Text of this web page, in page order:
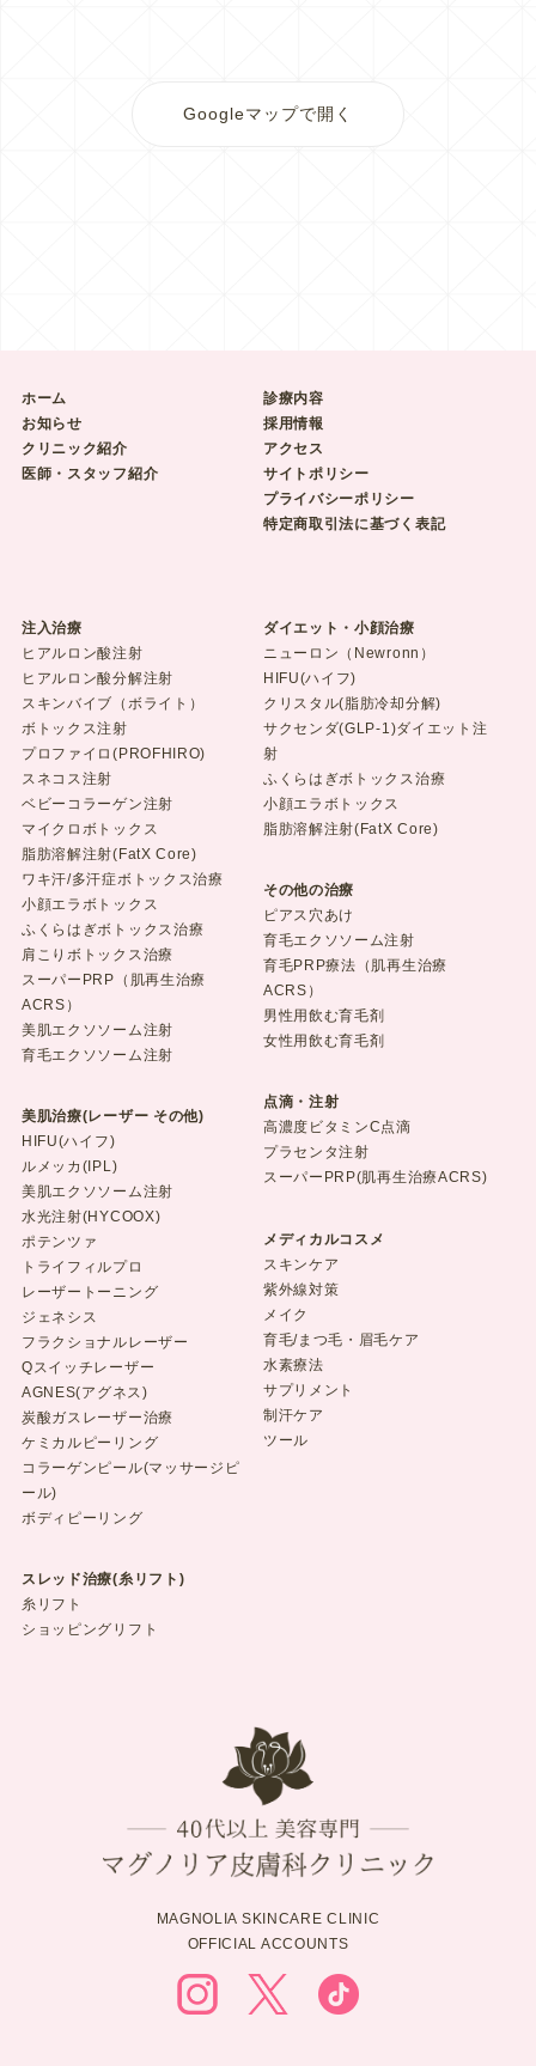
Googleマップで開く
ホーム
お知らせ
クリニック紹介
医師・スタッフ紹介
診療内容
採用情報
アクセス
サイトポリシー
プライバシーポリシー
特定商取引法に基づく表記
注入治療
ヒアルロン酸注射
ヒアルロン酸分解注射
スキンバイブ（ボライト）
ボトックス注射
プロファイロ(PROFHIRO)
スネコス注射
ベビーコラーゲン注射
マイクロボトックス
脂肪溶解注射(FatX Core)
ワキ汗/多汗症ボトックス治療
小顔エラボトックス
ふくらはぎボトックス治療
肩こりボトックス治療
スーパーPRP（肌再生治療
ACRS）
美肌エクソソーム注射
育毛エクソソーム注射
美肌治療(レーザー その他)
HIFU(ハイフ)
ルメッカ(IPL)
美肌エクソソーム注射
水光注射(HYCOOX)
ポテンツァ
トライフィルプロ
レーザートーニング
ジェネシス
フラクショナルレーザー
Qスイッチレーザー
AGNES(アグネス)
炭酸ガスレーザー治療
ケミカルピーリング
コラーゲンピール(マッサージピ
ール)
ボディピーリング
スレッド治療(糸リフト)
糸リフト
ショッピングリフト
ダイエット・小顔治療
ニューロン（Newronn）
HIFU(ハイフ)
クリスタル(脂肪冷却分解)
サクセンダ(GLP-1)ダイエット注
射
ふくらはぎボトックス治療
小顔エラボトックス
脂肪溶解注射(FatX Core)
その他の治療
ピアス穴あけ
育毛エクソソーム注射
育毛PRP療法（肌再生治療
ACRS）
男性用飲む育毛剤
女性用飲む育毛剤
点滴・注射
高濃度ビタミンC点滴
プラセンタ注射
スーパーPRP(肌再生治療ACRS)
メディカルコスメ
スキンケア
紫外線対策
メイク
育毛/まつ毛・眉毛ケア
水素療法
サプリメント
制汗ケア
ツール
MAGNOLIA SKINCARE CLINIC
OFFICIAL ACCOUNTS